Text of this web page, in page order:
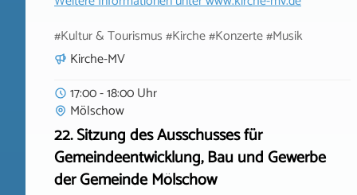
#Kultur & Tourismus #Kirche #Konzerte #Musik
Kirche-MV
17:00 - 18:00 Uhr
Mölschow
22. Sitzung des Ausschusses für
Gemeindeentwicklung, Bau und Gewerbe
der Gemeinde Mölschow